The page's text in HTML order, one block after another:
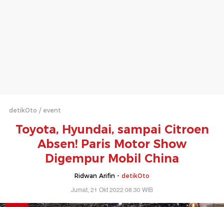
detikOto event
Toyota, Hyundai, sampai Citroen
Absen! Paris Motor Show
Digempur Mobil China
Ridwan Arifin - detikOto
Jumat, 21 Okt 2022 08:30 WIB